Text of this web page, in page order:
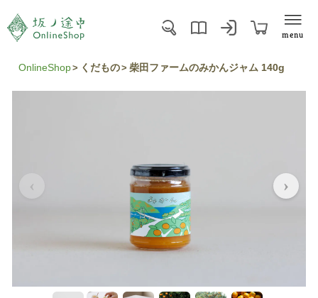
menu
OnlineShop くだもの 柴田ファームのみかんジャム 140g